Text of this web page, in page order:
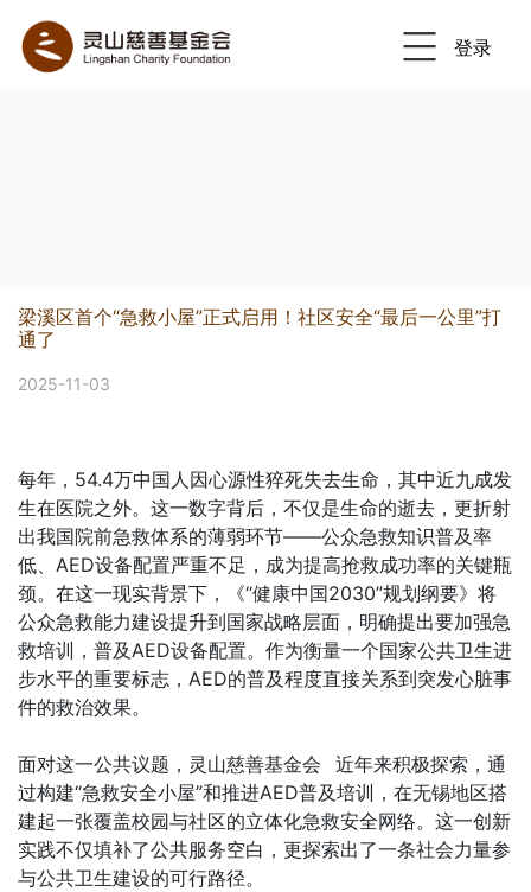
登录
梁溪区首个“急救小屋”正式启用！社区安全“最后一公里”打
通了
2025-11-03
每年，54.4万中国人因心源性猝死失去生命，其中近九成发
生在医院之外。这一数字背后，不仅是生命的逝去，更折射
出我国院前急救体系的薄弱环节——公众急救知识普及率
低、AED设备配置严重不足，成为提高抢救成功率的关键瓶
颈。在这一现实背景下，《“健康中国2030”规划纲要》将
公众急救能力建设提升到国家战略层面，明确提出要加强急
救培训，普及AED设备配置。作为衡量一个国家公共卫生进
步水平的重要标志，AED的普及程度直接关系到突发心脏事
件的救治效果。
面对这一公共议题， 灵山慈善基金会
近年来积极探索，通
过构建“急救安全小屋”和推进AED普及培训，在无锡地区搭
建起一张覆盖校园与社区的立体化急救安全网络。这一创新
实践不仅填补了公共服务空白，更探索出了一条社会力量参
与公共卫生建设的可行路径。